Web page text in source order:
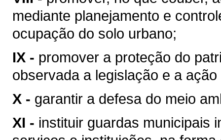
mediante planejamento e
ocupação do solo urbano;
IX - promover a proteção do
observada a legislação e a
X - garantir a defesa do meio
XI - instituir guardas municipais